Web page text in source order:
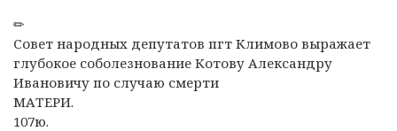
✏
Совет народных депутатов пгт Климово выражает
глубокое соболезнование Котову Александру
Ивановичу по случаю смерти
МАТЕРИ.
107ю.